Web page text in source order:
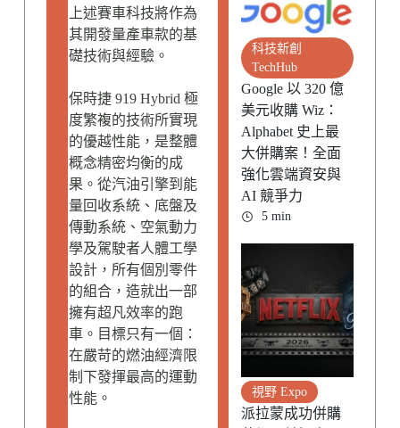
上述賽車科技將作為
其開發量產車款的基
礎技術與經驗。
保時捷 919 Hybrid 極
度繁複的技術所實現
的優越性能，是整體
概念精密均衡的成
果。從汽油引擎到能
量回收系統、底盤及
傳動系統、空氣動力
學及駕駛者人體工學
設計，所有個別零件
的組合，造就出一部
擁有超凡效率的跑
車。目標只有一個：
在嚴苛的燃油經濟限
制下發揮最高的運動
性能。
科技新創
TechHub
Google 以 320 億
美元收購 Wiz：
Alphabet 史上最
大併購案！全面
強化雲端資安與
AI 競爭力
5 min
視野 Expo
派拉蒙成功併購